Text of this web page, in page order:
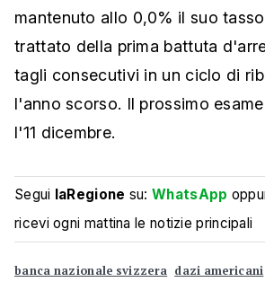
mantenuto allo 0,0% il suo
trattato della prima battuta
tagli consecutivi in un ciclo di
l'anno scorso. Il prossimo
l'11 dicembre.
Segui laRegione su:WhatsApp
ricevi ogni mattina le notizie principali
banca nazionale svizzera dazi americani